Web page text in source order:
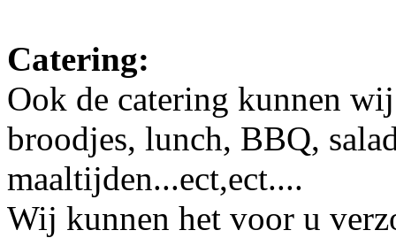
Catering:
Ook de catering kunnen
broodjes, lunch, BBQ,
maaltijden...ect,ect....
Wij kunnen het voor u